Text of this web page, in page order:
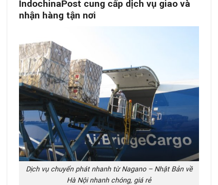
IndochinaPost cung cấp dịch vụ giao và
nhận hàng tận nơi
Dịch vụ chuyển phát nhanh từ Nagano – Nhật Bản về
Hà Nội nhanh chóng, giá rẻ